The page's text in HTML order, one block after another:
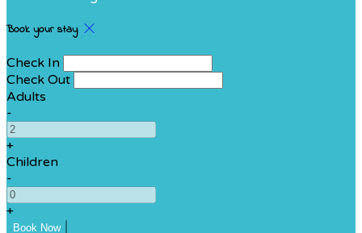
Book your stay
Check In
Check Out
Adults
-
+
Children
-
+